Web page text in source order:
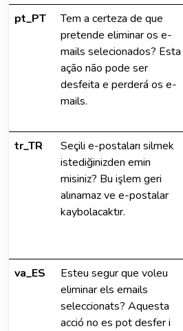
pt_PT
Tem a certeza de que
pretende eliminar os e-
mails selecionados? Esta
ação não pode ser
desfeita e perderá os e-
mails.
tr_TR
Seçili e-postaları silmek
istediğinizden emin
misiniz? Bu işlem geri
alınamaz ve e-postalar
kaybolacaktır.
va_ES
Esteu segur que voleu
eliminar els emails
seleccionats? Aquesta
acció no es pot desfer i